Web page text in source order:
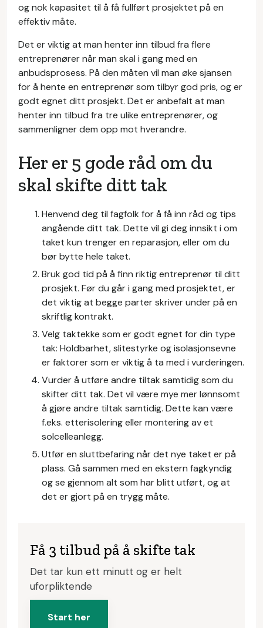
og nok kapasitet til å få fullført prosjektet på en
effektiv måte.
Det er viktig at man henter inn tilbud fra flere
entreprenører når man skal i gang med en
anbudsprosess. På den måten vil man øke sjansen
for å hente en entreprenør som tilbyr god pris, og er
godt egnet ditt prosjekt. Det er anbefalt at man
henter inn tilbud fra tre ulike entreprenører, og
sammenligner dem opp mot hverandre.
Her er 5 gode råd om du
skal skifte ditt tak
Henvend deg til fagfolk for å få inn råd og tips
angående ditt tak. Dette vil gi deg innsikt i om
taket kun trenger en reparasjon, eller om du
bør bytte hele taket.
Bruk god tid på å finn riktig entreprenør til ditt
prosjekt. Før du går i gang med prosjektet, er
det viktig at begge parter skriver under på en
skriftlig kontrakt.
Velg taktekke som er godt egnet for din type
tak: Holdbarhet, slitestyrke og isolasjonsevne
er faktorer som er viktig å ta med i vurderingen.
Vurder å utføre andre tiltak samtidig som du
skifter ditt tak. Det vil være mye mer lønnsomt
å gjøre andre tiltak samtidig. Dette kan være
f.eks. etterisolering eller montering av et
solcelleanlegg.
Utfør en sluttbefaring når det nye taket er på
plass. Gå sammen med en ekstern fagkyndig
og se gjennom alt som har blitt utført, og at
det er gjort på en trygg måte.
Få 3 tilbud på å skifte tak
Det tar kun ett minutt og er helt
uforpliktende
Start her